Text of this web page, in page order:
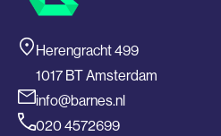
Herengracht 499
1017 BT Amsterdam
info@barnes.nl
020 4572699